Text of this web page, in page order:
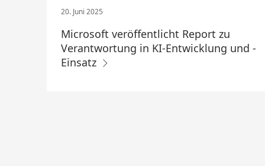
20. Juni 2025
Microsoft veröffentlicht Report zu
Verantwortung in KI-Entwicklung und -
Einsatz